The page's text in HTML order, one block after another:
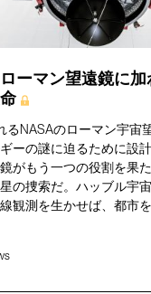
ーマン望遠鏡に
るNASAのローマン宇宙
ーの謎に迫るために設
がもう一つの役割を果
の捜索だ。ハッブル宇
観測を生かせば、都市